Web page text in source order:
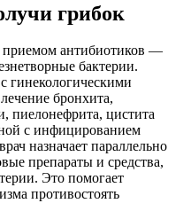
грибок
приемом антибиотиков —
бактерии.
гинекологическими
бронхита,
пиелонефрита, цистита
с инфицированием
назначает параллельно
препараты и средства,
Это помогает
противостоять